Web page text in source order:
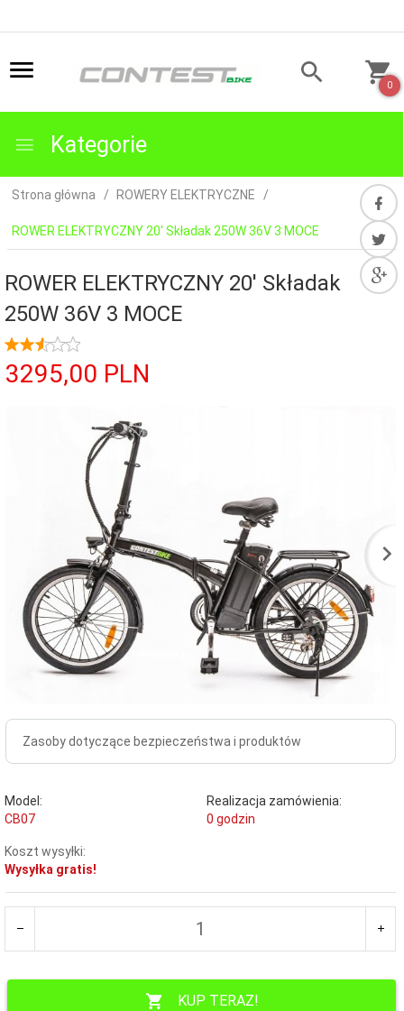
0
Kategorie
Strona główna ROWERY ELEKTRYCZNE
ROWER ELEKTRYCZNY 20' Składak 250W 36V 3 MOCE
ROWER ELEKTRYCZNY 20' Składak
250W 36V 3 MOCE
3295,00 PLN
Zasoby dotyczące bezpieczeństwa i produktów
Model:
CB07
Realizacja zamówienia:
0 godzin
Koszt wysyłki:
Wysyłka gratis!
KUP TERAZ!